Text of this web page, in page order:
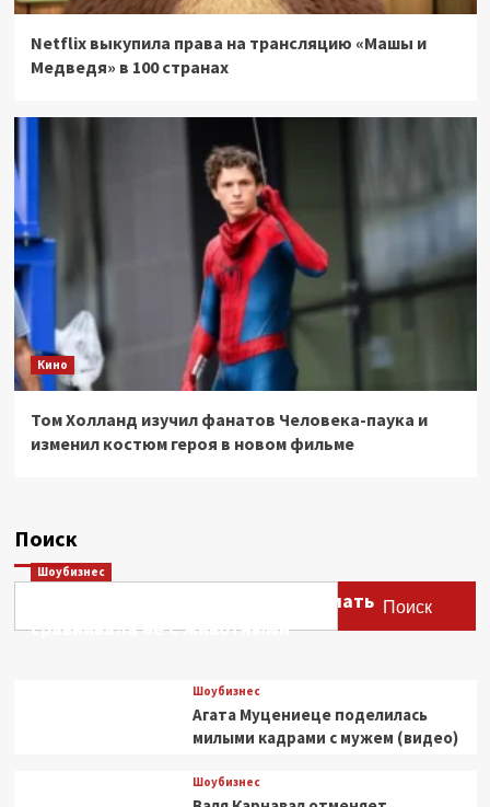
Netflix выкупила права на трансляцию «Машы и
Медведя» в 100 странах
Кино
Том Холланд изучил фанатов Человека-паука и
изменил костюм героя в новом фильме
Поиск
Поиск
Шоубизнес
Этери Тутберидзе заявила, что мать
сравнивала ее с животными
Шоубизнес
Агата Муцениеце поделилась
милыми кадрами с мужем (видео)
Шоубизнес